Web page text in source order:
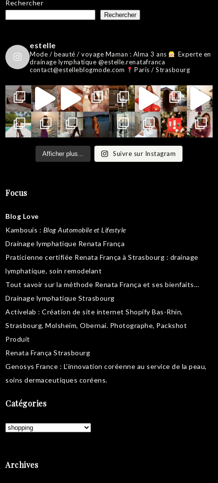
Rechercher
Rechercher
estelle
Mode / beauté / voyage Maman : Alma 3 ans
Experte en
drainage lymphatique @estelle.renatafranca
contact@estelleblogmode.com
Paris / Strasbourg
Afficher plus... Suivre sur Instagram
Focus
Blog Love
Kambouis : Blog Automobile et Lifestyle
Drainage lymphatique Renata França
Praticienne certifiée Renata França à Strasbourg : drainage
lymphatique, soin remodelant
Tout savoir sur la méthode Renata França et ses bienfaits…
Drainage lymphatique Strasbourg
Activelab : Création de site internet Shopify Bas-Rhin,
Strasbourg, Molsheim, Obernai. Photographe, Packshot
Produit
Renata França Strasbourg
Genosys France : L’innovation coréenne au service de la peau,
soins dermaceutiques coréens.
Catégories
Catégories
Archives